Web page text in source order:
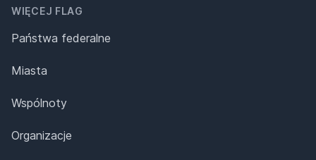
WIĘCEJ FLAG
Państwa federalne
Miasta
Wspólnoty
Organizacje